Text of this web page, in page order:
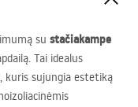
su stačiakampe
Tai idealus
kuris sujungia estetiką